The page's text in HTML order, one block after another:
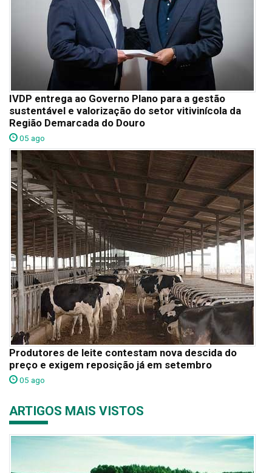
IVDP entrega ao Governo Plano para a gestão
sustentável e valorização do setor vitivinícola da
Região Demarcada do Douro
05 ago
Produtores de leite contestam nova descida do
preço e exigem reposição já em setembro
05 ago
ARTIGOS MAIS VISTOS